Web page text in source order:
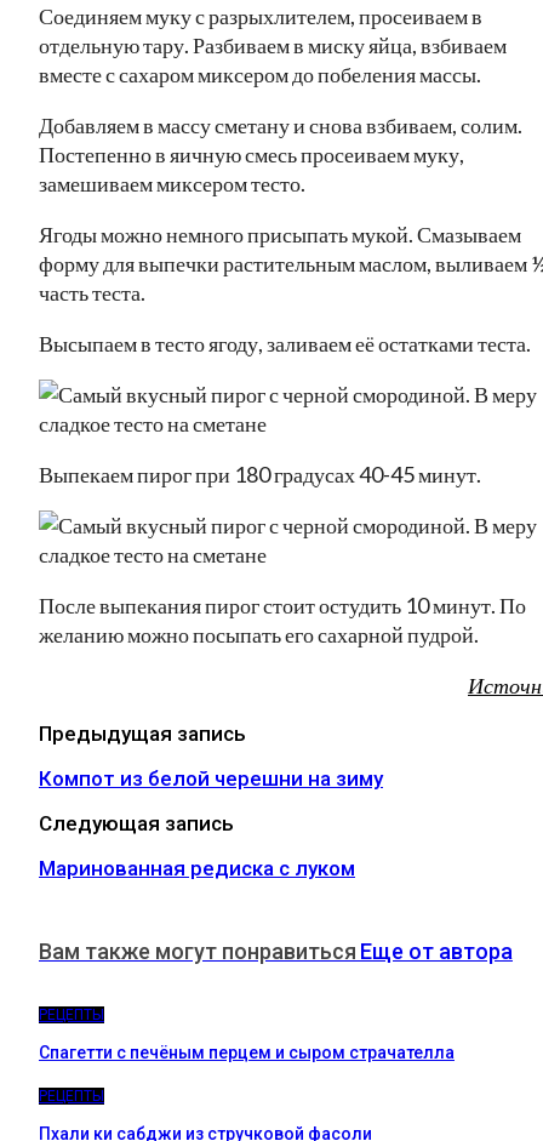
Соединяем муку с разрыхлителем, просеиваем в
отдельную тару. Разбиваем в миску яйца, взбиваем
вместе с сахаром миксером до побеления массы.
Добавляем в массу сметану и снова взбиваем, солим.
Постепенно в яичную смесь просеиваем муку,
замешиваем миксером тесто.
Ягоды можно немного присыпать мукой. Смазываем
форму для выпечки растительным маслом, выливаем
часть теста.
Высыпаем в тесто ягоду, заливаем её остатками теста.
Выпекаем пирог при 180 градусах 40-45 минут.
После выпекания пирог стоит остудить 10 минут. По
желанию можно посыпать его сахарной пудрой.
Предыдущая запись
Компот из белой черешни на зиму
Следующая запись
Маринованная редиска с луком
Вам также могут понравиться Еще от автора
РЕЦЕПТЫ
Спагетти с печёным перцем и сыром страчателла
РЕЦЕПТЫ
Пхали ки сабджи из стручковой фасоли